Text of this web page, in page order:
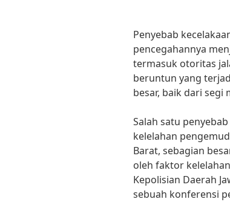
Penyebab
pencegahannya
termasuk otoritas
beruntun yang
besar, baik dari
Salah satu
kelelahan
Barat, sebagian
oleh faktor
Kepolisian Daerah
sebuah konferensi